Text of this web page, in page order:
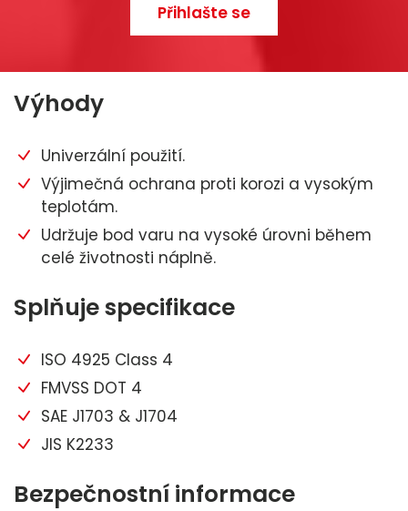
Přihlašte se
Výhody
Univerzální použití.
Výjimečná ochrana proti korozi a vysokým
teplotám.
Udržuje bod varu na vysoké úrovni během
celé životnosti náplně.
Splňuje specifikace
ISO 4925 Class 4
FMVSS DOT 4
SAE J1703 & J1704
JIS K2233
Bezpečnostní informace